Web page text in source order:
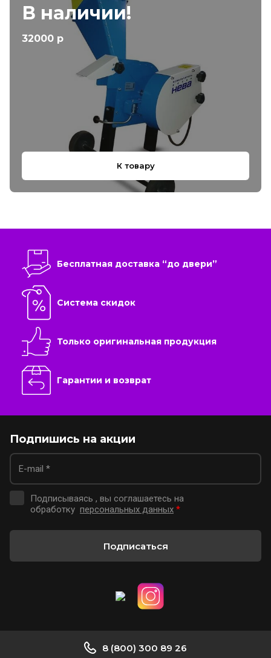
В наличии!
32000 р
К товару
Бесплатная доставка “до двери”
Система скидок
Только оригинальная продукция
Гарантии и возврат
Подпишись на акции
Подписываясь , вы соглашаетесь на
обработку персональных данных *
Подписаться
8 (800) 300 89 26